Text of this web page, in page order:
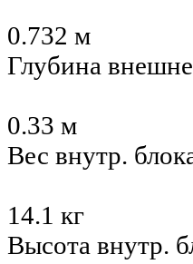
0.732 м
Глубина
0.33 м
Вес внутр.
14.1 кг
Высота внутр.